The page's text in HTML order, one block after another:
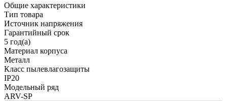
Общие характеристики
Тип товара
Источник напряжения
Гарантийный срок
5 год(а)
Материал корпуса
Металл
Класс пылевлагозащиты
IP20
Модельный ряд
ARV-SP